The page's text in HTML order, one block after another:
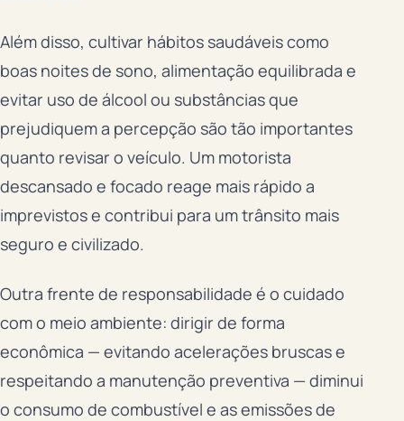
Além disso, cultivar hábitos saudáveis como
boas noites de sono, alimentação equilibrada e
evitar uso de álcool ou substâncias que
prejudiquem a percepção são tão importantes
quanto revisar o veículo. Um motorista
descansado e focado reage mais rápido a
imprevistos e contribui para um trânsito mais
seguro e civilizado.
Outra frente de responsabilidade é o cuidado
com o meio ambiente: dirigir de forma
econômica — evitando acelerações bruscas e
respeitando a manutenção preventiva — diminui
o consumo de combustível e as emissões de